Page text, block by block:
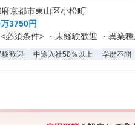
京都市東山区小松町
3750円
必須条件> ・未経験歓迎 ・異業種
歓迎 中途入社50％以上 学歴不問